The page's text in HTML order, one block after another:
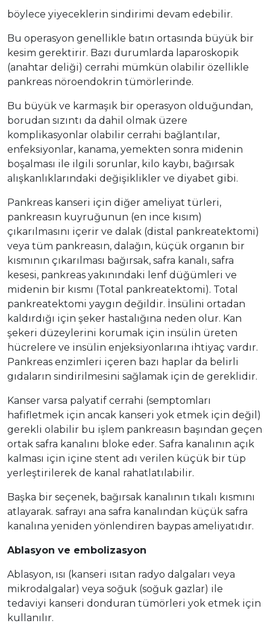
böylece yiyeceklerin sindirimi devam edebilir.
Bu operasyon genellikle batın ortasında büyük bir
kesim gerektirir. Bazı durumlarda laparoskopik
(anahtar deliği) cerrahi mümkün olabilir özellikle
pankreas nöroendokrin tümörlerinde.
Bu büyük ve karmaşık bir operasyon olduğundan,
borudan sızıntı da dahil olmak üzere
komplikasyonlar olabilir cerrahi bağlantılar,
enfeksiyonlar, kanama, yemekten sonra midenin
boşalması ile ilgili sorunlar, kilo kaybı, bağırsak
alışkanlıklarındaki değişiklikler ve diyabet gibi.
Pankreas kanseri için diğer ameliyat türleri,
pankreasın kuyruğunun (en ince kısım)
çıkarılmasını içerir ve dalak (distal pankreatektomi)
veya tüm pankreasın, dalağın, küçük organın bir
kısmının çıkarılması bağırsak, safra kanalı, safra
kesesi, pankreas yakınındaki lenf düğümleri ve
midenin bir kısmı (Total pankreatektomi). Total
pankreatektomi yaygın değildir. İnsülini ortadan
kaldırdığı için şeker hastalığına neden olur. Kan
şekeri düzeylerini korumak için insülin üreten
hücrelere ve insülin enjeksiyonlarına ihtiyaç vardır.
Pankreas enzimleri içeren bazı haplar da belirli
gıdaların sindirilmesini sağlamak için de gereklidir.
Kanser varsa palyatif cerrahi (semptomları
hafifletmek için ancak kanseri yok etmek için değil)
gerekli olabilir bu işlem pankreasın başından geçen
ortak safra kanalını bloke eder. Safra kanalının açık
kalması için içine stent adı verilen küçük bir tüp
yerleştirilerek de kanal rahatlatılabilir.
Başka bir seçenek, bağırsak kanalının tıkalı kısmını
atlayarak. safrayı ana safra kanalından küçük safra
kanalına yeniden yönlendiren baypas ameliyatıdır.
Ablasyon ve embolizasyon
Ablasyon, ısı (kanseri ısıtan radyo dalgaları veya
mikrodalgalar) veya soğuk (soğuk gazlar) ile
tedaviyi kanseri donduran tümörleri yok etmek için
kullanılır.